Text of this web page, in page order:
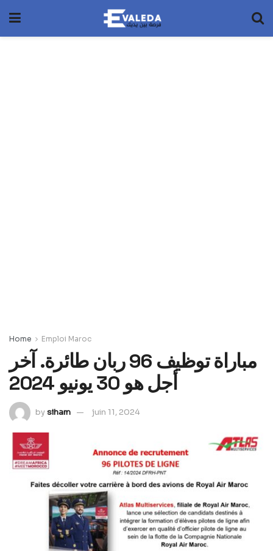
Home Emploi Maroc
مباراة توظيف 96 ربان طائرة. آخر
أجل هو 30 يونيو 2024
bysiham juin 11, 2024